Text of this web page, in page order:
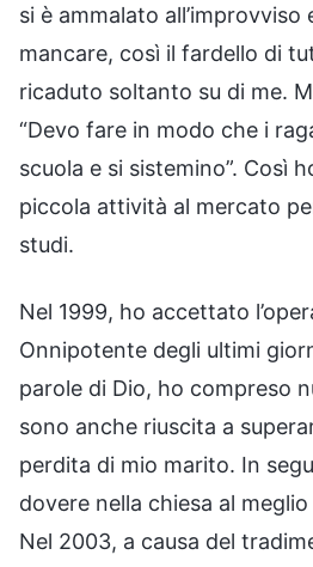
si è ammalato all’improvviso
mancare, così il fardello di
ricaduto soltanto su di me.
“Devo fare in modo che i
scuola e si sistemino”. Così
piccola attività al mercato
studi.
Nel 1999, ho accettato
Onnipotente degli ultimi
parole di Dio, ho compreso
sono anche riuscita a
perdita di mio marito. In
dovere nella chiesa al
Nel 2003, a causa del